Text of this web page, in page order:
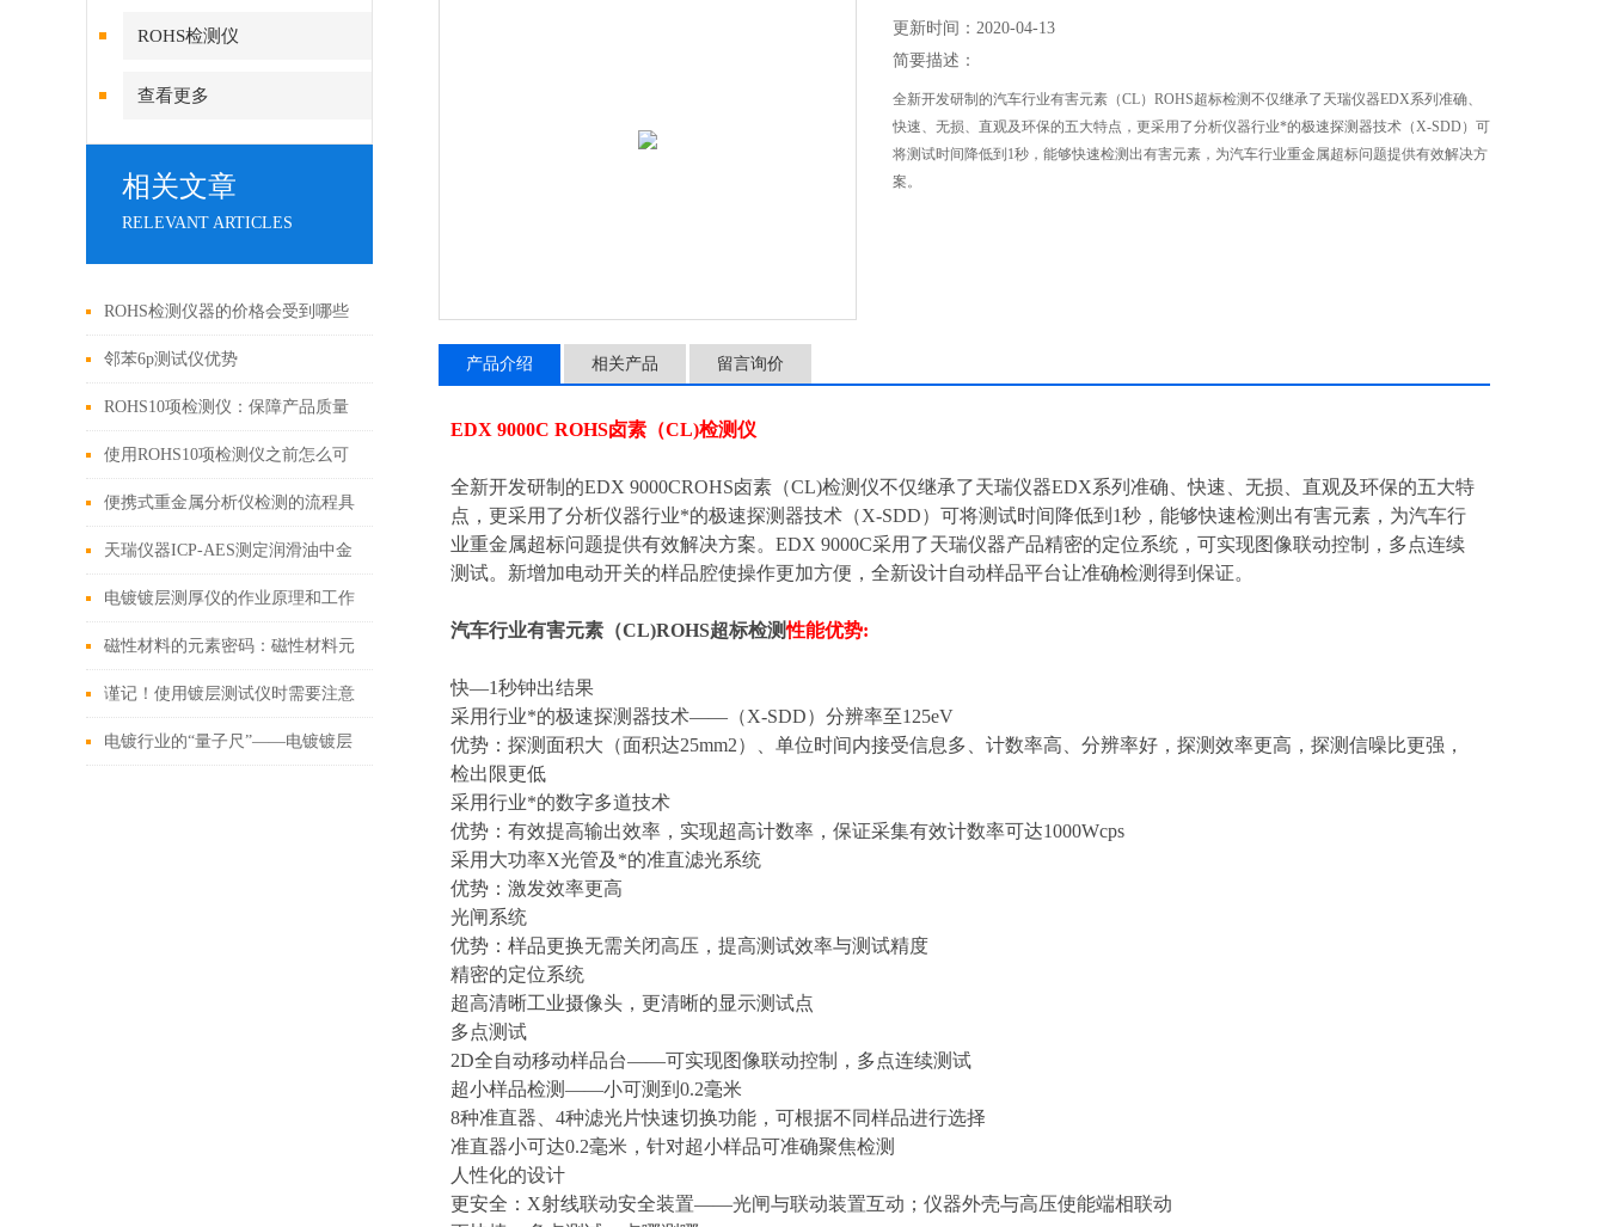
ROHS检测仪
查看更多
相关文章
RELEVANT ARTICLES
ROHS检测仪器的价格会受到哪些
因素的影响
邻苯6p测试仪优势
ROHS10项检测仪：保障产品质量
和环境安全的利器
使用ROHS10项检测仪之前怎么可
以不了解这些！
便携式重金属分析仪检测的流程具
体如下
天瑞仪器ICP-AES测定润滑油中金
属元素
电镀镀层测厚仪的作业原理和工作
条件
磁性材料的元素密码：磁性材料元
素成分分析仪技术解析与应用实践
谨记！使用镀层测试仪时需要注意
这些
电镀行业的“量子尺”——电镀镀层
更新时间：2020-04-13
简要描述：
全新开发研制的汽车行业有害元素（CL）ROHS超标检测不仅继承了天瑞仪器EDX系列准确、
快速、无损、直观及环保的五大特点，更采用了分析仪器行业*的极速探测器技术（X-SDD）可
将测试时间降低到1秒，能够快速检测出有害元素，为汽车行业重金属超标问题提供有效解决方
案。
产品介绍 相关产品 留言询价
EDX 9000C ROHS卤素（CL)检测仪
全新开发研制的EDX 9000CROHS卤素（CL)检测仪不仅继承了天瑞仪器EDX系列准确、快速、无损、直观及环保的五大特
点，更采用了分析仪器行业*的极速探测器技术（X-SDD）可将测试时间降低到 1秒，能够快速检测出有害元素，为汽车行
业重金属超标问题提供有效解决方案。 EDX 9000C采用了天瑞仪器产品精密的定位系统，可实现图像联动控制，多点连续
测试。新增加电动开关的样品腔使操作更加方便，全新设计自动样品平台让准确检测得到保证。
汽车行业有害元素（CL)ROHS超标检测性能优势:
快—1秒钟出结果
采用行业*的极速探测器技术——（X-SDD）分辨率至125eV
优势：探测面积大（面积达25mm2）、单位时间内接受信息多、计数率高、分辨率好，探测效率更高，探测信噪比更强，
检出限更低
采用行业*的数字多道技术
优势：有效提高输出效率，实现超高计数率，保证采集有效计数率可达1000Wcps
采用大功率X光管及*的准直滤光系统
优势：激发效率更高
光闸系统
优势：样品更换无需关闭高压，提高测试效率与测试精度
精密的定位系统
超高清晰工业摄像头，更清晰的显示测试点
多点测试
2D全自动移动样品台——可实现图像联动控制，多点连续测试
超小样品检测——小可测到 0.2毫米
8种准直器、 4种滤光片快速切换功能，可根据不同样品进行选择
准直器小可达0.2毫米，针对超小样品可准确聚焦检测
人性化的设计
更安全： X射线联动安全装置——光闸与联动装置互动；仪器外壳与高压使能端相联动